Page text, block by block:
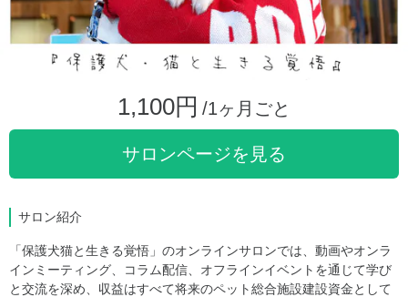
1,100円 /1ヶ月ごと
サロンページを見る
サロン紹介
「保護犬猫と生きる覚悟」のオンラインサロンでは、動画やオンラ
インミーティング、コラム配信、オフラインイベントを通じて学び
と交流を深め、収益はすべて将来のペット総合施設建設資金として